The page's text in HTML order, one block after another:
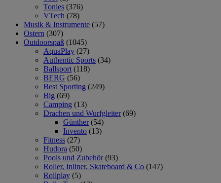
Tonies (376)
VTech (78)
Musik & Instrumente (57)
Ostern (307)
Outdoorspaß (1045)
AquaPlay (27)
Authentic Sports (34)
Ballsport (118)
BERG (56)
Best Sporting (249)
Big (69)
Camping (13)
Drachen und Wurfgleiter (69)
Günther (54)
Invento (13)
Fitness (27)
Hudora (50)
Pools und Zubehör (93)
Roller, Inliner, Skateboard & Co (147)
Rollplay (5)